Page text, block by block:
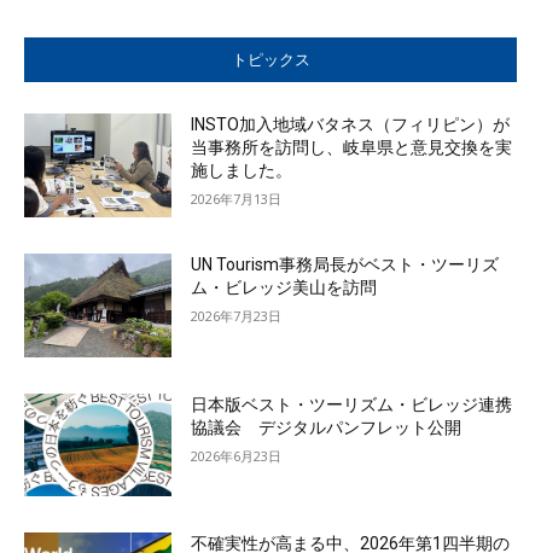
トピックス
INSTO加入地域バタネス（フィリピン）が
当事務所を訪問し、岐阜県と意見交換を実
施しました。
2026年7月13日
UN Tourism事務局長がベスト・ツーリズ
ム・ビレッジ美山を訪問
2026年7月23日
日本版ベスト・ツーリズム・ビレッジ連携
協議会 デジタルパンフレット公開
2026年6月23日
不確実性が高まる中、2026年第1四半期の